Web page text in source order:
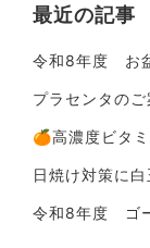
最近の記事
令和8年度 お
プラセンタのご
🍊高濃度ビタ
日焼け対策に
令和8年度 ゴ